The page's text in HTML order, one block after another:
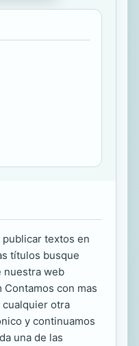
publicar textos en
títulos busque
nuestra web
con mas
otra
y continuamos
una de las